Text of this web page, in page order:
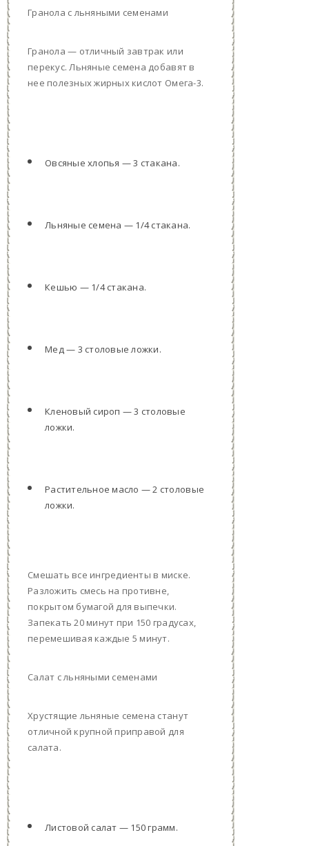
Гранола с льняными семенами
Гранола — отличный завтрак или
перекус. Льняные семена добавят в
нее полезных жирных кислот Омега-3.
Овсяные хлопья — 3 стакана.
Льняные семена — 1/4 стакана.
Кешью — 1/4 стакана.
Мед — 3 столовые ложки.
Кленовый сироп — 3 столовые
ложки.
Растительное масло — 2 столовые
ложки.
Смешать все ингредиенты в миске.
Разложить смесь на противне,
покрытом бумагой для выпечки.
Запекать 20 минут при 150 градусах,
перемешивая каждые 5 минут.
Салат с льняными семенами
Хрустящие льняные семена станут
отличной крупной приправой для
салата.
Листовой салат — 150 грамм.